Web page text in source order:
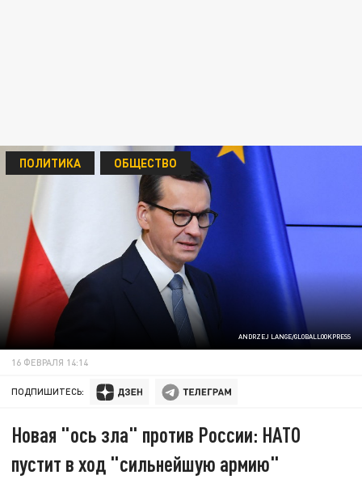
ANDRZEJ LANGE/GLOBALLOOKPRESS
ПОЛИТИКА ОБЩЕСТВО
16 ФЕВРАЛЯ 14:14
ПОДПИШИТЕСЬ:
Новая "ось зла" против России: НАТО
пустит в ход "сильнейшую армию"